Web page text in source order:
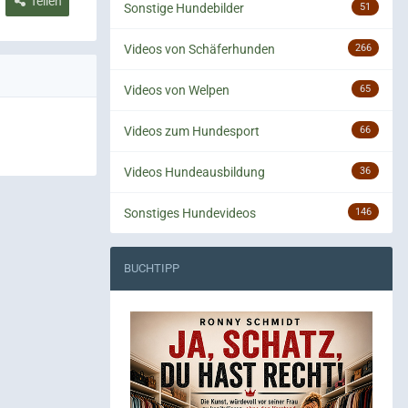
Sonstige Hundebilder 51
Videos von Schäferhunden 266
Videos von Welpen 65
Videos zum Hundesport 66
Videos Hundeausbildung 36
Sonstiges Hundevideos 146
BUCHTIPP